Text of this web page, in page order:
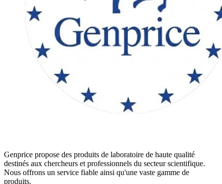
Genprice propose des produits de laboratoire de haute qualité
destinés aux chercheurs et professionnels du secteur scientifique.
Nous offrons un service fiable ainsi qu'une vaste gamme de
produits.